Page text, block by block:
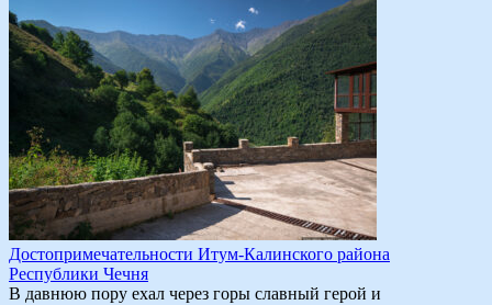
Достопримечательности Итум-Калинского района
Республики Чечня
В давнюю пору ехал через горы славный герой и